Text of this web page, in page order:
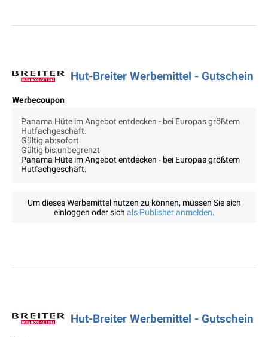
Hut-Breiter Werbemittel - Gutschein
Werbecoupon
Panama Hüte im Angebot entdecken - bei Europas größtem
Hutfachgeschäft.
Gültig ab:sofort
Gültig bis:unbegrenzt
Panama Hüte im Angebot entdecken - bei Europas größtem
Hutfachgeschäft.
Um dieses Werbemittel nutzen zu können, müssen Sie sich
einloggen oder sich als Publisher anmelden.
Hut-Breiter Werbemittel - Gutschein